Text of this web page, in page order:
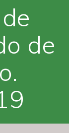
de